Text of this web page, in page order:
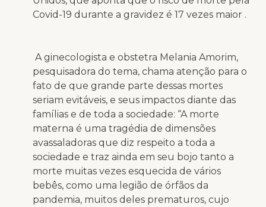
Covid-19 durante a gravidez é 17 vezes maior .
A ginecologista e obstetra Melania Amorim,
pesquisadora do tema, chama atenção para o
fato de que grande parte dessas mortes
seriam evitáveis, e seus impactos diante das
famílias e de toda a sociedade: “A morte
materna é uma tragédia de dimensões
avassaladoras que diz respeito a toda a
sociedade e traz ainda em seu bojo tanto a
morte muitas vezes esquecida de vários
bebês, como uma legião de órfãos da
pandemia, muitos deles prematuros, cujo